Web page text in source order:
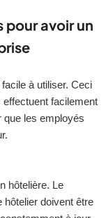
avoir un
facile à utiliser. Ceci
facilement
que les employés
hôtelière. Le
doivent être